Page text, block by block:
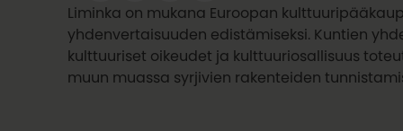
Liminka on mukana Euroopan
yhdenvertaisuuden edistämiseksi. Kuntien
kulttuuriset oikeudet ja kulttuuriosallisuus
muun muassa syrjivien rakenteiden